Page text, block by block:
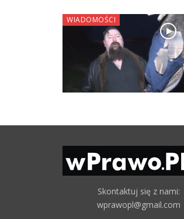
WIADOMOŚCI
Skontaktuj się z nami:
wprawopl@gmail.com